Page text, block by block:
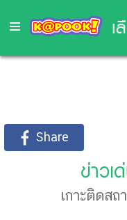
หน้า
2562
☰ เ
ข่าว
เกาะติดส